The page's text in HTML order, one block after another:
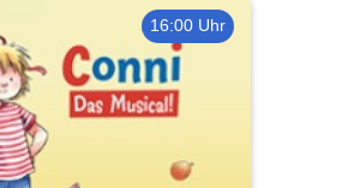
16:00 Uhr